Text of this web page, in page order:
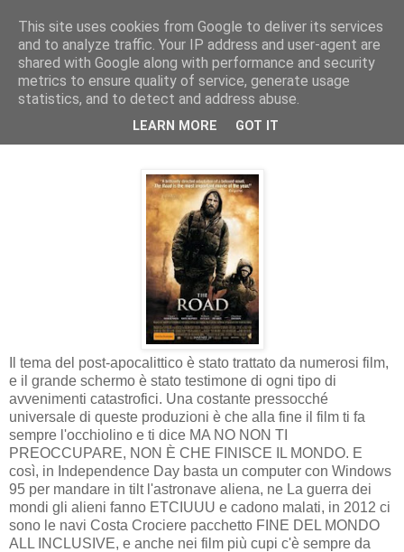
RECE FILM: The Road
Il tema del post-apocalittico è stato trattato da numerosi film,
e il grande schermo è stato testimone di ogni tipo di
avvenimenti catastrofici. Una costante pressocché
universale di queste produzioni è che alla fine il film ti fa
sempre l'occhiolino e ti dice MA NO NON TI
PREOCCUPARE, NON È CHE FINISCE IL MONDO. E
così, in Independence Day basta un computer con Windows
95 per mandare in tilt l'astronave aliena, ne La guerra dei
mondi gli alieni fanno ETCIUUU e cadono malati, in 2012 ci
sono le navi Costa Crociere pacchetto FINE DEL MONDO
ALL INCLUSIVE, e anche nei film più cupi c'è sempre da
This site uses cookies from Google to deliver its services
and to analyze traffic. Your IP address and user-agent are
shared with Google along with performance and security
metrics to ensure quality of service, generate usage
statistics, and to detect and address abuse.
LEARN MORE GOT IT